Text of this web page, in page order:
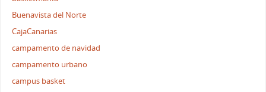
Buenavista del Norte
CajaCanarias
campamento de navidad
campamento urbano
campus basket